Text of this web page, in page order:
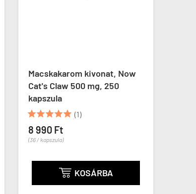
Macskakarom kivonat, Now
Cat's Claw 500 mg, 250
kapszula
 (1)
8 990 Ft
(36 / kapszula)
 KOSÁRBA